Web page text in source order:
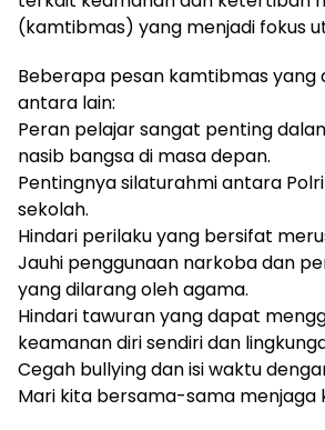
(kamtibmas) yang menjadi fokus
Beberapa pesan kamtibmas yang
antara lain:
Peran pelajar sangat penting
nasib bangsa di masa depan.
Pentingnya silaturahmi antara
sekolah.
Hindari perilaku yang bersifat
Jauhi penggunaan narkoba dan
yang dilarang oleh agama.
Hindari tawuran yang dapat
keamanan diri sendiri dan
Cegah bullying dan isi waktu
Mari kita bersama-sama menjaga